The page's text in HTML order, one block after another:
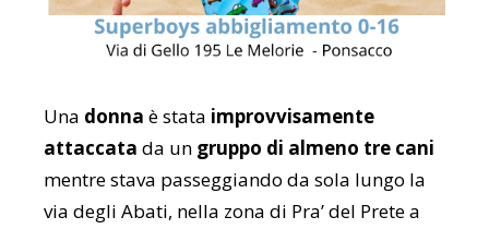
Una donna è stata improvvisamente
attaccata da un gruppo di almeno tre cani
mentre stava passeggiando da sola lungo la
via degli Abati, nella zona di Pra’ del Prete a